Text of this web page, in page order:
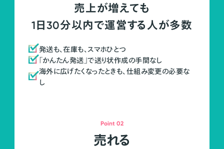
売上が増えても
1日30分以内で運営する人が多数
発送も、在庫も、スマホひとつ
「かんたん発送」で送り状作成の手間なし
海外に広げたくなったときも、仕組み変更の必要な
し
Point 02
売れる